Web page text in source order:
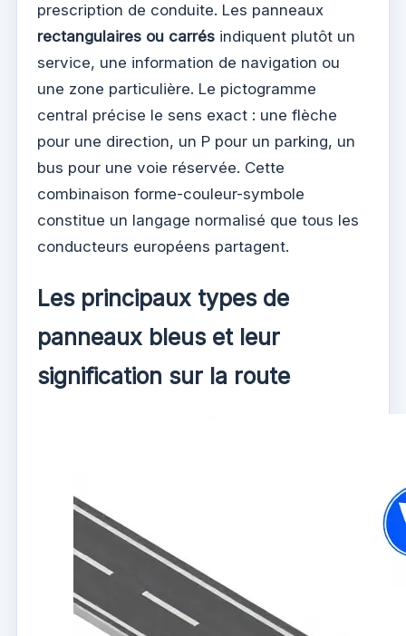
prescription de conduite. Les panneaux
rectangulaires ou carrés indiquent plutôt un
service, une information de navigation ou
une zone particulière. Le pictogramme
central précise le sens exact : une flèche
pour une direction, un P pour un parking, un
bus pour une voie réservée. Cette
combinaison forme-couleur-symbole
constitue un langage normalisé que tous les
conducteurs européens partagent.
Les principaux types de
panneaux bleus et leur
signification sur la route